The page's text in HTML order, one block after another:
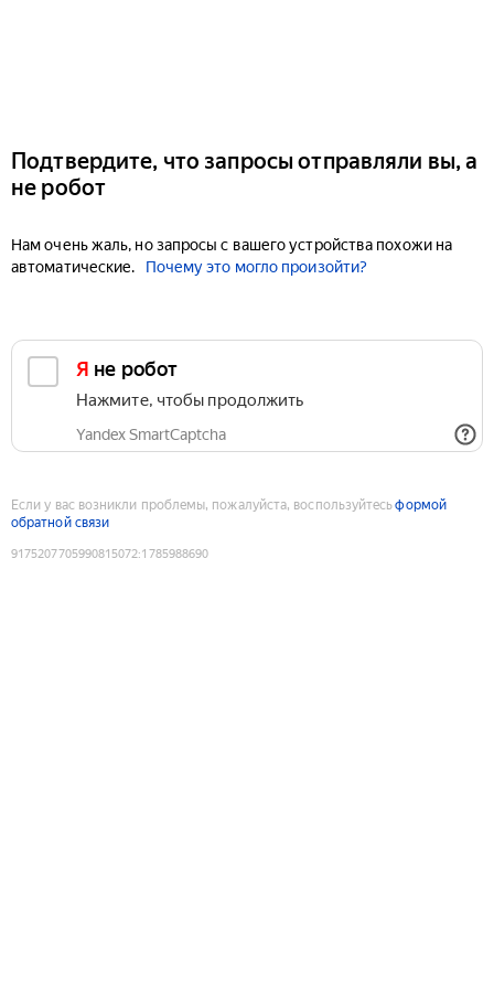
Подтвердите, что запросы отправляли вы, а
не робот
Нам очень жаль, но запросы с вашего устройства похожи на
автоматические.
Почему это могло произойти?
Я не робот
Нажмите, чтобы продолжить
Yandex SmartCaptcha
Если у вас возникли проблемы, пожалуйста, воспользуйтесьформой
обратной связи
9175207705990815072:1785988690